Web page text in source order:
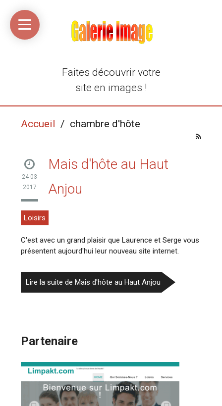
Accueil
Média
libre
Linkinaz
Katomi
compte
Twitter
@Ortegeek
compte
Flickr
Faites découvrir votre
site en images !
Accueil / chambre d'hôte
24 03
2017
Mais d'hôte au Haut
Anjou
Loisirs
C'est avec un grand plaisir que Laurence et Serge vous
présentent aujourd'hui leur nouveau site internet.
Lire la suite de Mais d'hôte au Haut Anjou
Partenaire